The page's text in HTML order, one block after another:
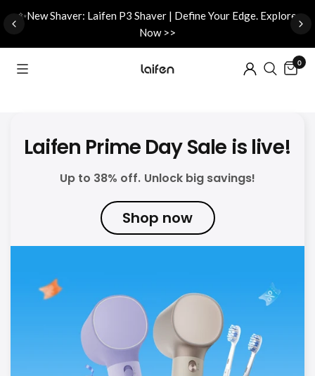
✨New Shaver: Laifen P3 Shaver | Define Your Edge. Explore
Now >>
0
Laifen Prime Day Sale is live!
Up to 38% off. Unlock big savings!
Shop now